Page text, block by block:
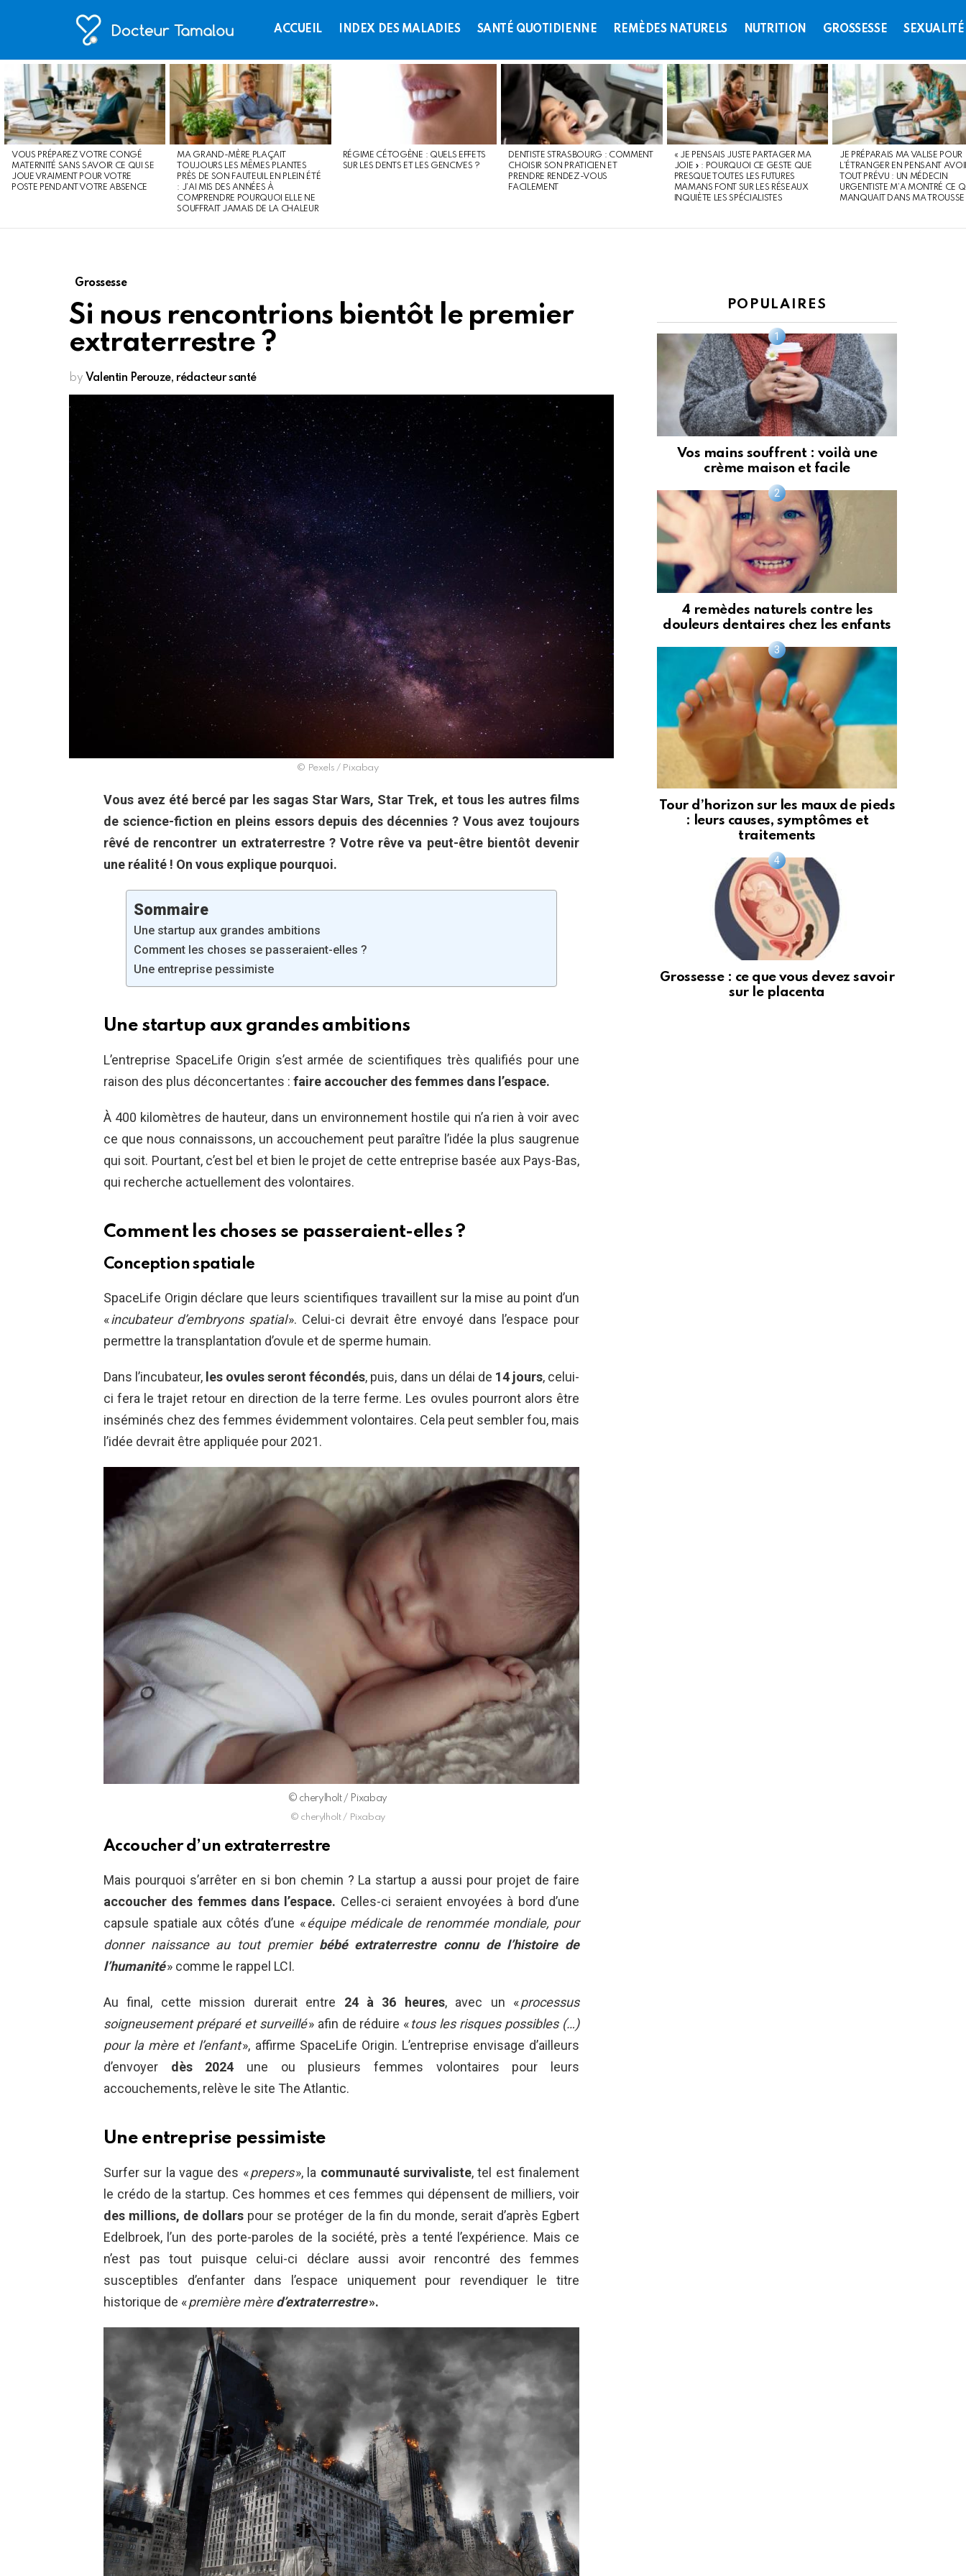
ACCUEIL INDEX DES MALADIES SANTÉ QUOTIDIENNE REMÈDES NATURELS NUTRITION GROSSESSE SEXUALITÉ
STORIES
VOUS PRÉPAREZ VOTRE CONGÉ
MATERNITÉ SANS SAVOIR CE QUI SE
JOUE VRAIMENT POUR VOTRE
POSTE PENDANT VOTRE ABSENCE
MA GRAND-MÈRE PLAÇAIT
TOUJOURS LES MÊMES PLANTES
PRÈS DE SON FAUTEUIL EN PLEIN ÉTÉ
: J’AI MIS DES ANNÉES À
COMPRENDRE POURQUOI ELLE NE
SOUFFRAIT JAMAIS DE LA CHALEUR
RÉGIME CÉTOGÈNE : QUELS EFFETS
SUR LES DENTS ET LES GENCIVES ?
DENTISTE STRASBOURG : COMMENT
CHOISIR SON PRATICIEN ET
PRENDRE RENDEZ-VOUS
FACILEMENT
« JE PENSAIS JUSTE PARTAGER MA
JOIE » : POURQUOI CE GESTE QUE
PRESQUE TOUTES LES FUTURES
MAMANS FONT SUR LES RÉSEAUX
INQUIÈTE LES SPÉCIALISTES
JE PRÉPARAIS MA VALISE POUR
L’ÉTRANGER EN PENSANT
TOUT PRÉVU : UN MÉDECIN
URGENTISTE M’A MONTRÉ CE
MANQUAIT DANS MA TROUSSE
Grossesse
Si nous rencontrions bientôt le premier
extraterrestre ?
by Valentin Perouze, rédacteur santé
© Pexels / Pixabay
Vous avez été bercé par les sagas Star Wars, Star Trek, et tous les autres films
de science-fiction en pleins essors depuis des décennies ? Vous avez toujours
rêvé de rencontrer un extraterrestre ? Votre rêve va peut-être bientôt devenir
une réalité ! On vous explique pourquoi.
Sommaire
Une startup aux grandes ambitions
Comment les choses se passeraient-elles ?
Une entreprise pessimiste
Une startup aux grandes ambitions
L’entreprise SpaceLife Origin s’est armée de scientifiques très qualifiés pour une
raison des plus déconcertantes : faire accoucher des femmes dans l’espace.
À 400 kilomètres de hauteur, dans un environnement hostile qui n’a rien à voir avec
ce que nous connaissons, un accouchement peut paraître l’idée la plus saugrenue
qui soit. Pourtant, c’est bel et bien le projet de cette entreprise basée aux Pays-Bas,
qui recherche actuellement des volontaires.
Comment les choses se passeraient-elles ?
Conception spatiale
SpaceLife Origin déclare que leurs scientifiques travaillent sur la mise au point d’un
«incubateur d’embryons spatial». Celui-ci devrait être envoyé dans l’espace pour
permettre la transplantation d’ovule et de sperme humain.
Dans l’incubateur, les ovules seront fécondés, puis, dans un délai de 14 jours, celui-
ci fera le trajet retour en direction de la terre ferme. Les ovules pourront alors être
inséminés chez des femmes évidemment volontaires. Cela peut sembler fou, mais
l’idée devrait être appliquée pour 2021.
© cherylholt / Pixabay
© cherylholt / Pixabay
Accoucher d’un extraterrestre
Mais pourquoi s’arrêter en si bon chemin ? La startup a aussi pour projet de faire
accoucher des femmes dans l’espace. Celles-ci seraient envoyées à bord d’une
capsule spatiale aux côtés d’une «équipe médicale de renommée mondiale, pour
donner naissance au tout premier bébé extraterrestre connu de l’histoire de
l’humanité» comme le rappel LCI.
Au final, cette mission durerait entre 24 à 36 heures, avec un «processus
soigneusement préparé et surveillé» afin de réduire «tous les risques possibles (…)
pour la mère et l’enfant», affirme SpaceLife Origin. L’entreprise envisage d’ailleurs
d’envoyer dès 2024 une ou plusieurs femmes volontaires pour leurs
accouchements, relève le site The Atlantic.
Une entreprise pessimiste
Surfer sur la vague des «prepers», la communauté survivaliste, tel est finalement
le crédo de la startup. Ces hommes et ces femmes qui dépensent de milliers, voir
des millions, de dollars pour se protéger de la fin du monde, serait d’après Egbert
Edelbroek, l’un des porte-paroles de la société, près a tenté l’expérience. Mais ce
n’est pas tout puisque celui-ci déclare aussi avoir rencontré des femmes
susceptibles d’enfanter dans l’espace uniquement pour revendiquer le titre
historique de «première mèred’extraterrestre».
POPULAIRES
Vos mains souffrent : voilà une
crème maison et facile
4 remèdes naturels contre les
douleurs dentaires chez les enfants
Tour d’horizon sur les maux de pieds
: leurs causes, symptômes et
traitements
Grossesse : ce que vous devez savoir
sur le placenta